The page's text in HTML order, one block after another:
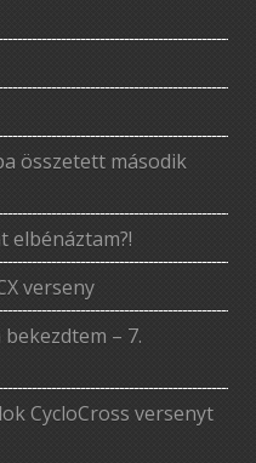
összetett második
elbénáztam?!
verseny
– 7.
CycloCross versenyt